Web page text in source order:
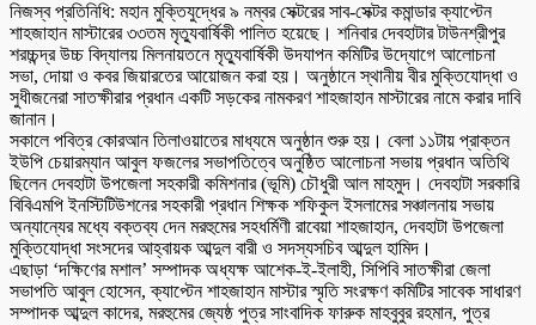
নিজস্ব প্রতিনিধি: মহান মুক্তিযুদ্ধের ৯ নম্বর সেক্টরের সাব-সেক্টর কমান্ডার ক্যাপ্টেন
শাহজাহান মাস্টারের ৩৩তম মৃত্যুবার্ষিকী পালিত হয়েছে। শনিবার দেবহাটার টাউনশ্রীপুর
শরচ্চন্দ্র উচ্চ বিদ্যালয় মিলনায়তনে মৃত্যুবার্ষিকী উদযাপন কমিটির উদ্যোগে আলোচনা
সভা, দোয়া ও কবর জিয়ারতের আয়োজন করা হয়। অনুষ্ঠানে স্থানীয় বীর মুক্তিযোদ্ধা ও
সুধীজনেরা সাতক্ষীরার প্রধান একটি সড়কের নামকরণ শাহজাহান মাস্টারের নামে করার দাবি
জানান।
সকালে পবিত্র কোরআন তিলাওয়াতের মাধ্যমে অনুষ্ঠান শুরু হয়। বেলা ১১টায় প্রাক্তন
ইউপি চেয়ারম্যান আবুল ফজলের সভাপতিত্বে অনুষ্ঠিত আলোচনা সভায় প্রধান অতিথি
ছিলেন দেবহাটা উপজেলা সহকারী কমিশনার (ভূমি) চৌধুরী আল মাহমুদ। দেবহাটা সরকারি
বিবিএমপি ইনস্টিটিউশনের সহকারী প্রধান শিক্ষক শফিকুল ইসলামের সঞ্চালনায় সভায়
অন্যান্যের মধ্যে বক্তব্য দেন মরহুমের সহধর্মিণী রাবেয়া শাহজাহান, দেবহাটা উপজেলা
মুক্তিযোদ্ধা সংসদের আহ্বায়ক আব্দুল বারী ও সদস্যসচিব আব্দুল হামিদ।
এছাড়া ‘দক্ষিণের মশাল’ সম্পাদক অধ্যক্ষ আশেক-ই-ইলাহী, সিপিবি সাতক্ষীরা জেলা
সভাপতি আবুল হোসেন, ক্যাপ্টেন শাহজাহান মাস্টার স্মৃতি সংরক্ষণ কমিটির সাবেক সাধারণ
সম্পাদক আব্দুল কাদের, মরহুমের জ্যেষ্ঠ পুত্র সাংবাদিক ফারুক মাহবুবুর রহমান, পুত্র